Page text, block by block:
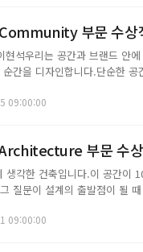
석우리는 공간과 브랜드 안
간을 디자인합니다.단순한
가치를 재...
09:00:00
각한 건축입니다.이 공간이
질문이 설계의 출발점이 될
능성...
09:00:00